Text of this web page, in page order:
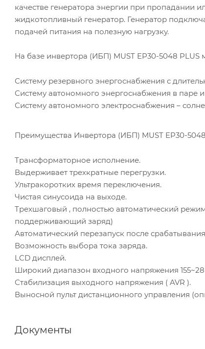
качестве генератора энергии при пропадании
жидкотопливный генератор. Генератор
подачей питания на полезную нагрузку.
На базе инвертора (ИБП) MUST EP30-5048 PLUS
Систему резервного энергоснабжения с
Систему автономного энергоснабжения в паре
Систему автономного электроснабжения –
Преимущества Инвертора (ИБП) MUST EP30-
Трансформаторное исполнение.
Выдерживает трехкратные перегрузки.
Ультракоротких время переключения.
Чистая синусоида на выходе.
Трехшаговый , полностью автоматический
поддерживающий заряд)
Автоматический перезапуск после
Возможность выбора тока заряда.
LCD дисплей.
Широкий диапазон входного напряжения
Стабилизация выходного напряжения ( AVR ).
Выносной пульт дистанционного управления
Документы